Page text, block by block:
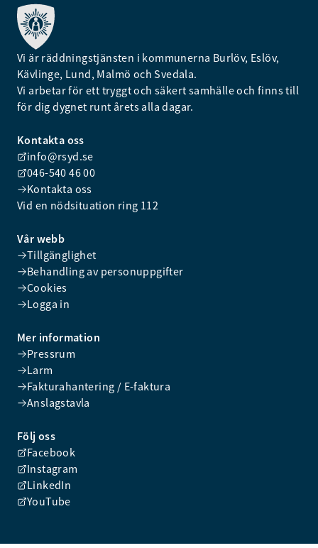
Vi är räddningstjänsten i kommunerna Burlöv, Eslöv,
Kävlinge, Lund, Malmö och Svedala.
Vi arbetar för ett tryggt och säkert samhälle och finns till
för dig dygnet runt årets alla dagar.
Kontakta oss
info@rsyd.se
046-540 46 00
Kontakta oss
Vid en nödsituation ring 112
Vår webb
Tillgänglighet
Behandling av personuppgifter
Cookies
Logga in
Mer information
Pressrum
Larm
Fakturahantering / E-faktura
Anslagstavla
Följ oss
Facebook
Instagram
LinkedIn
YouTube